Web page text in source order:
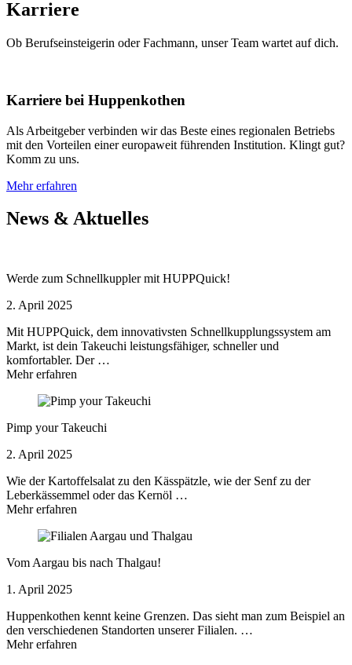
Karriere
Ob Berufseinsteigerin oder Fachmann, unser Team wartet auf dich.
Karriere bei Huppenkothen
Als Arbeitgeber verbinden wir das Beste eines regionalen Betriebs
mit den Vorteilen einer europaweit führenden Institution. Klingt gut?
Komm zu uns.
Mehr erfahren
News & Aktuelles
Werde zum Schnellkuppler mit HUPPQuick!
2. April 2025
Mit HUPPQuick, dem innovativsten Schnell­kupplungs­system am
Markt, ist dein Takeuchi leistungsfähiger, schneller und
komfortabler. Der …
Mehr erfahren
Pimp your Takeuchi
2. April 2025
Wie der Kartoffelsalat zu den Kässpätzle, wie der Senf zu der
Leberkässemmel oder das Kernöl …
Mehr erfahren
Vom Aargau bis nach Thalgau!
1. April 2025
Huppenkothen kennt keine Grenzen. Das sieht man zum Beispiel an
den verschiedenen Standorten unserer Filialen. …
Mehr erfahren